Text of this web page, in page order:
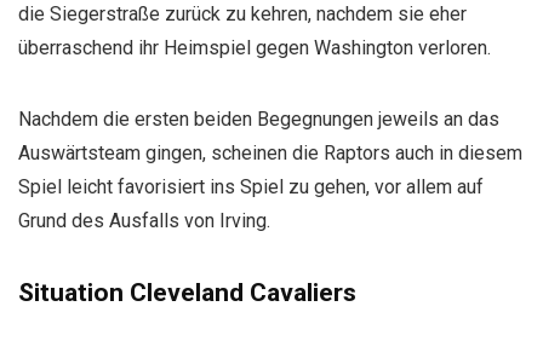
die Siegerstraße zurück zu kehren, nachdem sie eher
überraschend ihr Heimspiel gegen Washington verloren.
Nachdem die ersten beiden Begegnungen jeweils an das
Auswärtsteam gingen, scheinen die Raptors auch in diesem
Spiel leicht favorisiert ins Spiel zu gehen, vor allem auf
Grund des Ausfalls von Irving.
Situation Cleveland Cavaliers